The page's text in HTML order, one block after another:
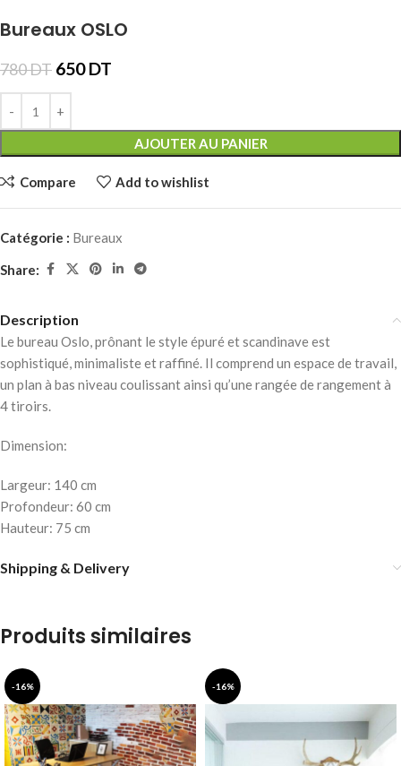
Bureaux OSLO
780DT 650DT
AJOUTER AU PANIER
Compare Add to wishlist
Catégorie : Bureaux
Share:
Description
Le bureau Oslo, prônant le style épuré et scandinave est
sophistiqué, minimaliste et raffiné. Il comprend un espace de travail,
un plan à bas niveau coulissant ainsi qu’une rangée de rangement à
4 tiroirs.
Dimension:
Largeur: 140 cm
Profondeur: 60 cm
Hauteur: 75 cm
Shipping & Delivery
Produits similaires
-16% -16%